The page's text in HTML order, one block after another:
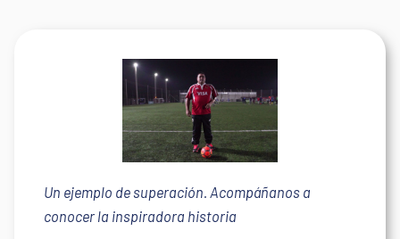
Un ejemplo de superación. Acompáñanos a
conocer la inspiradora historia